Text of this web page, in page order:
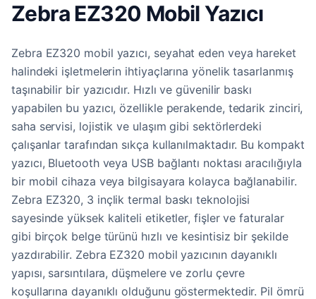
Zebra EZ320 Mobil Yazıcı
Zebra EZ320 mobil yazıcı, seyahat eden veya hareket
halindeki işletmelerin ihtiyaçlarına yönelik tasarlanmış
taşınabilir bir yazıcıdır. Hızlı ve güvenilir baskı
yapabilen bu yazıcı, özellikle perakende, tedarik zinciri,
saha servisi, lojistik ve ulaşım gibi sektörlerdeki
çalışanlar tarafından sıkça kullanılmaktadır. Bu kompakt
yazıcı, Bluetooth veya USB bağlantı noktası aracılığıyla
bir mobil cihaza veya bilgisayara kolayca bağlanabilir.
Zebra EZ320, 3 inçlik termal baskı teknolojisi
sayesinde yüksek kaliteli etiketler, fişler ve faturalar
gibi birçok belge türünü hızlı ve kesintisiz bir şekilde
yazdırabilir. Zebra EZ320 mobil yazıcının dayanıklı
yapısı, sarsıntılara, düşmelere ve zorlu çevre
koşullarına dayanıklı olduğunu göstermektedir. Pil ömrü